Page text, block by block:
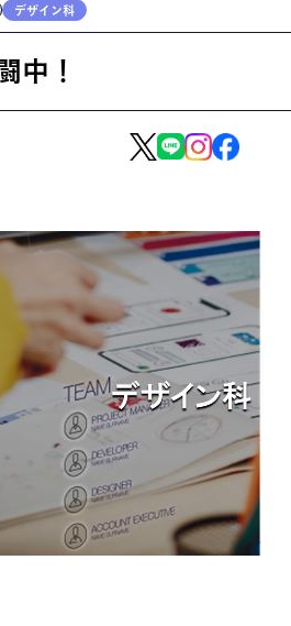
お問い合わせ
学校情報公開
デザイン科
中！